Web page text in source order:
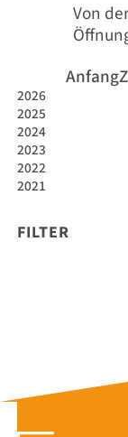
FILTER
2026
2025
2024
2023
2022
2021
Von
Anfang